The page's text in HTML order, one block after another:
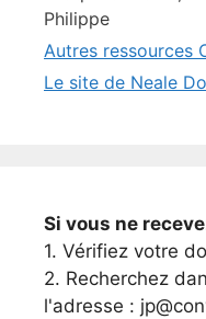
Philippe
Autres ressources
Le site de Neale
Si vous ne
1. Vérifiez votre
2. Recherchez
l'adresse :